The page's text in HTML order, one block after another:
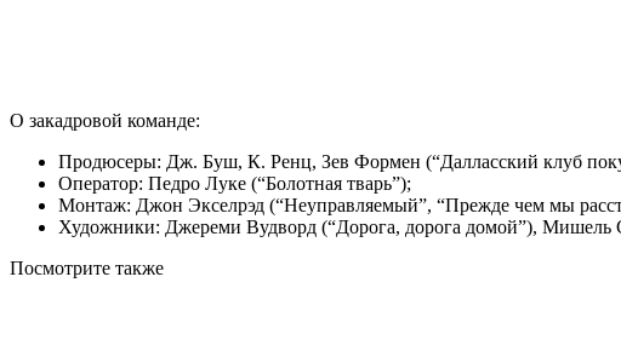
О закадровой команде:
Продюсеры: Дж. Буш, К. Ренц, Зев Формен (“Далласский клуб
Оператор: Педро Луке (“Болотная тварь”);
Монтаж: Джон Экселрэд (“Неуправляемый”, “Прежде чем мы
Художники: Джереми Вудворд (“Дорога, дорога домой”),
Посмотрите также